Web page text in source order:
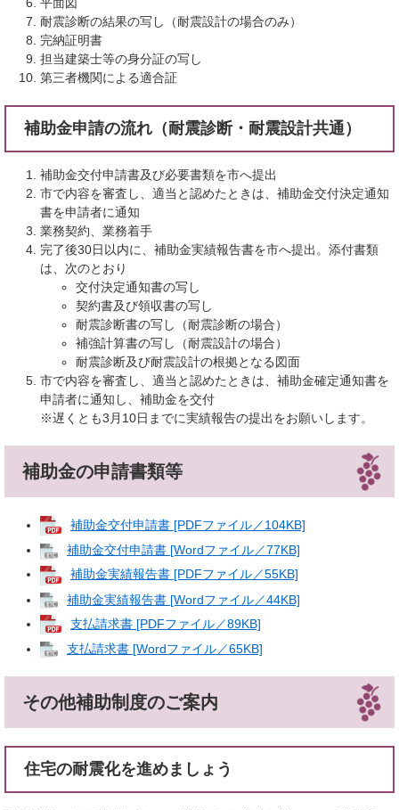
平面図
耐震診断の結果の写し（耐震設計の場合のみ）
完納証明書
担当建築士等の身分証の写し
第三者機関による適合証
補助金申請の流れ（耐震診断・耐震設計共通）
補助金交付申請書及び必要書類を市へ提出
市で内容を審査し、適当と認めたときは、補助金交付決定通知
書を申請者に通知
業務契約、業務着手
完了後30日以内に、補助金実績報告書を市へ提出。添付書類
は、次のとおり
交付決定通知書の写し
契約書及び領収書の写し
耐震診断書の写し（耐震診断の場合）
補強計算書の写し（耐震設計の場合）
耐震診断及び耐震設計の根拠となる図面
市で内容を審査し、適当と認めたときは、補助金確定通知書を
申請者に通知し、補助金を交付
※遅くとも3月10日までに実績報告の提出をお願いします。
補助金の申請書類等
補助金交付申請書 [PDFファイル／104KB]
補助金交付申請書 [Wordファイル／77KB]
補助金実績報告書 [PDFファイル／55KB]
補助金実績報告書 [Wordファイル／44KB]
支払請求書 [PDFファイル／89KB]
支払請求書 [Wordファイル／65KB]
その他補助制度のご案内
住宅の耐震化を進めましょう